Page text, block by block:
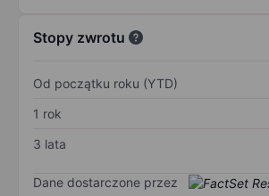
Stopy zwrotu
Od początku roku (YTD)
1 rok
3 lata
Dane dostarczone przez